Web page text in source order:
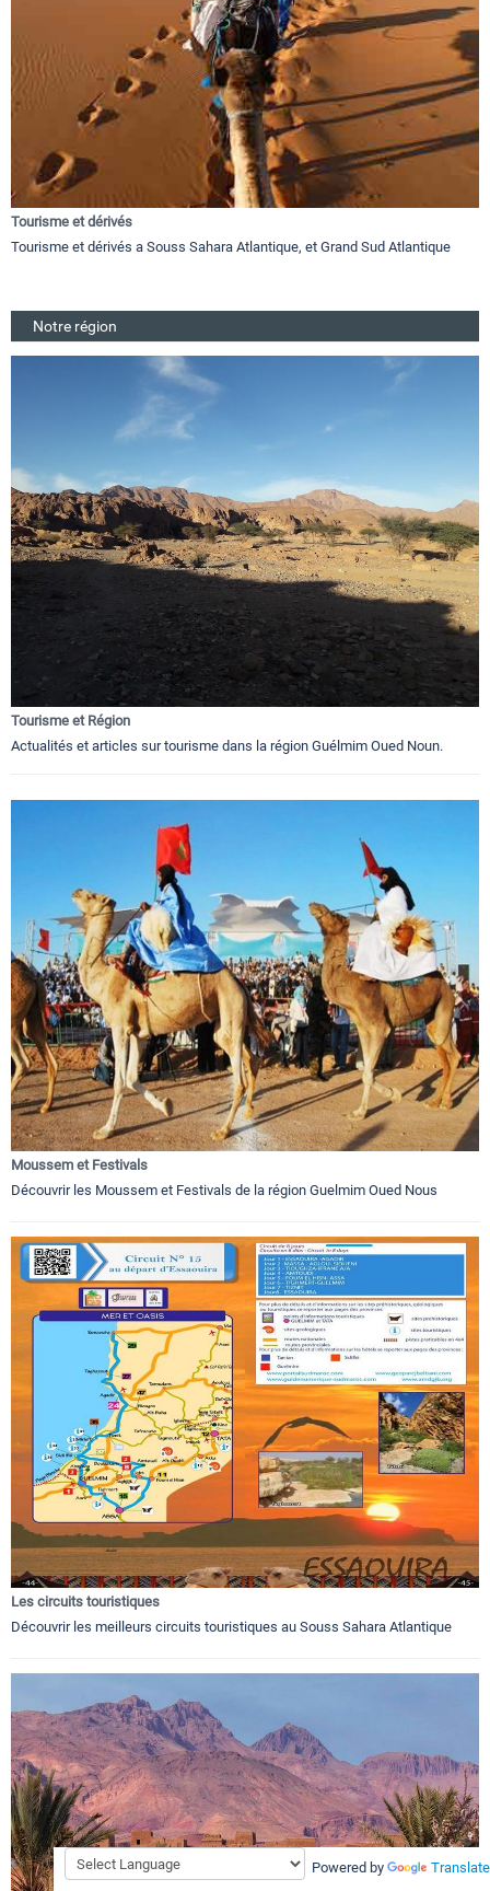
Tourisme et dérivés
Tourisme et dérivés a Souss Sahara Atlantique, et Grand Sud Atlantique
Notre région
Tourisme et Région
Actualités et articles sur tourisme dans la région Guélmim Oued Noun.
Moussem et Festivals
Découvrir les Moussem et Festivals de la région Guelmim Oued Nous
Les circuits touristiques
Découvrir les meilleurs circuits touristiques au Souss Sahara Atlantique
Powered by Translate